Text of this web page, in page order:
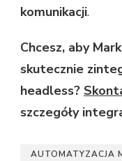
komunikacji.
Chcesz, aby
skutecznie
headless?
szczegóły
AUTOMATYZACJA